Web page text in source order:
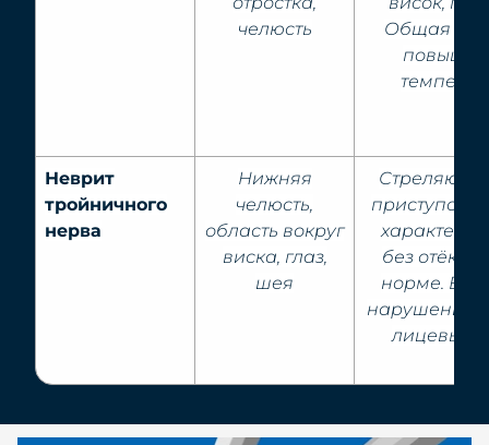
челюсть
Общая
Неврит
тройничного
нерва
Нижняя
челюсть,
область вокруг
виска, глаз,
шея
без отёков,
норме.
нарушения
лицевых